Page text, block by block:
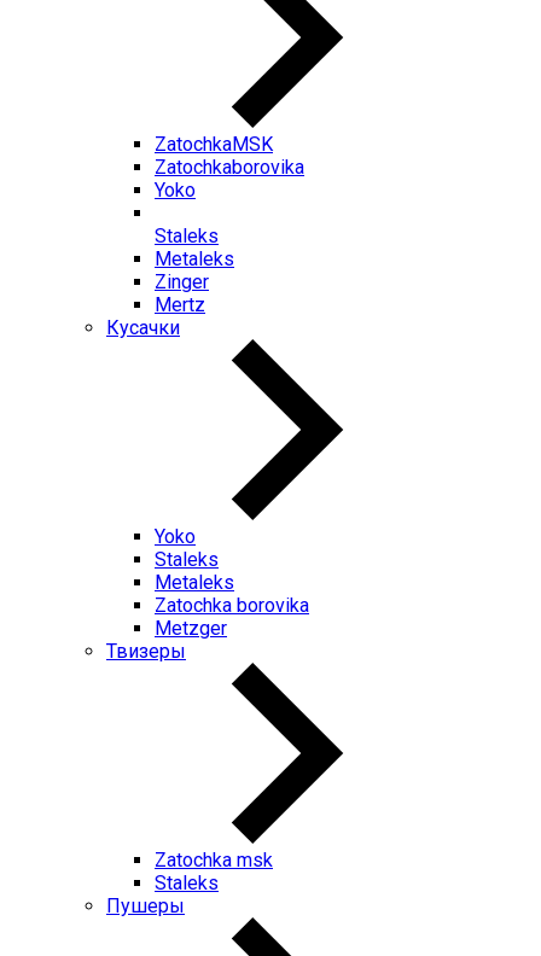
ZatochkaMSK
Zatochkaborovika
Yoko
Staleks
Metaleks
Zinger
Mertz
Кусачки
Yoko
Staleks
Metaleks
Zatochka borovika
Metzger
Твизеры
Zatochka msk
Staleks
Пушеры